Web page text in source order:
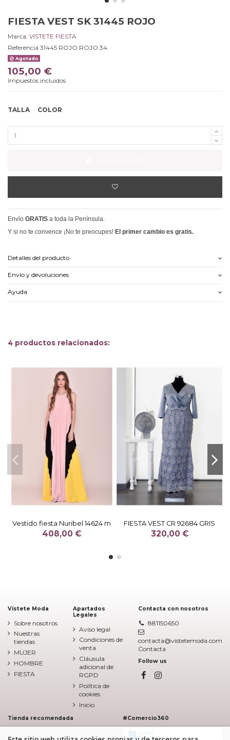
FIESTA VEST SK 31445 ROJO
Marca: VISTETE FIESTA
Referencia 31445 ROJO.ROJO.34
Agotado
105,00 €
Impuestos incluidos
TALLA COLOR
Envío GRATIS a toda la Península.
Y si no te convence ¡No te preocupes! El primer cambio es gratis.
Detalles del producto
Envío y devoluciones
Ayuda
4 productos relacionados:
Vestido fiesta Nuribel 14624 m
408,00 €
FIESTA VEST CR 92684 GRIS
320,00 €
Vístete Moda
Sobre nosotros
Nuestras
tiendas
MUJER
HOMBRE
FIESTA
Apartados
Legales
Aviso legal
Condiciones de
venta
Cláusula
adicional de
RGPD
Política de
cookies
Inicio
Contacta con nosotros
881150650
contacta@vistetemoda.com
Contacta
Follow us
Tienda recomendada #Comercio360